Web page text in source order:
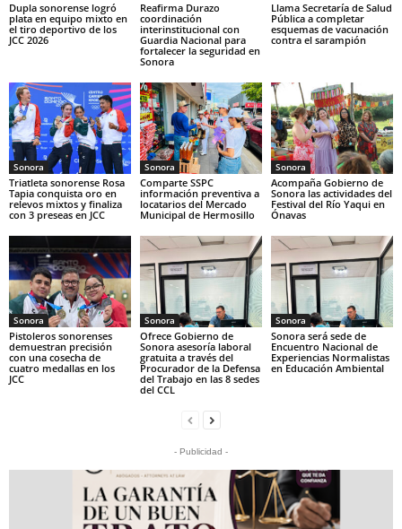
Dupla sonorense logró
plata en equipo mixto en
el tiro deportivo de los
JCC 2026
Reafirma Durazo
coordinación
interinstitucional con
Guardia Nacional para
fortalecer la seguridad en
Sonora
Llama Secretaría de Salud
Pública a completar
esquemas de vacunación
contra el sarampión
Sonora
Triatleta sonorense Rosa
Tapia conquista oro en
relevos mixtos y finaliza
con 3 preseas en JCC
Sonora
Comparte SSPC
información preventiva a
locatarios del Mercado
Municipal de Hermosillo
Sonora
Acompaña Gobierno de
Sonora las actividades del
Festival del Río Yaqui en
Ónavas
Sonora
Pistoleros sonorenses
demuestran precisión
con una cosecha de
cuatro medallas en los
JCC
Sonora
Ofrece Gobierno de
Sonora asesoría laboral
gratuita a través del
Procurador de la Defensa
del Trabajo en las 8 sedes
del CCL
Sonora
Sonora será sede de
Encuentro Nacional de
Experiencias Normalistas
en Educación Ambiental
- Publicidad -